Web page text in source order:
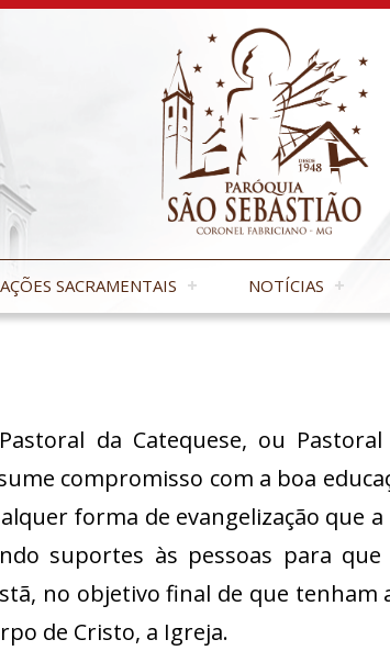
SACRAMENTAIS NOTÍCIAS
da Catequese, ou
compromisso com a boa
forma de evangelização que
suportes às pessoas para
no objetivo final de que tenham
de Cristo, a Igreja.